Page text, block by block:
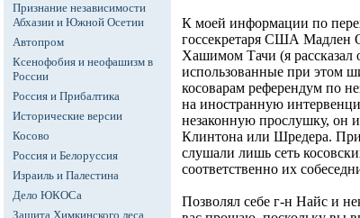
Признание независимости
Абхазии и Южной Осетии
Автопром
Ксенофобия и неофашизм в
России
Россия и Прибалтика
Исторические версии
Косово
Россия и Белоруссия
Израиль и Палестина
Дело ЮКОСа
Защита Химкинского леса
К моей информации по
госсекретаря США Мадлен
Хашимом Тачи (я рассказал
использованные при этом
косоварам референдум по
на иностранную
незаконную прослушку, он
Клинтона или Шредера.
слушали лишь сеть
соответственно их
Позволял себе г-н Найс и